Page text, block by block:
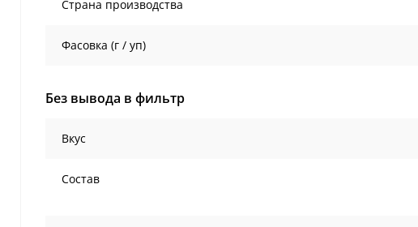
Страна производства
Фасовка (г / уп)
Без вывода в фильтр
Вкус
Состав